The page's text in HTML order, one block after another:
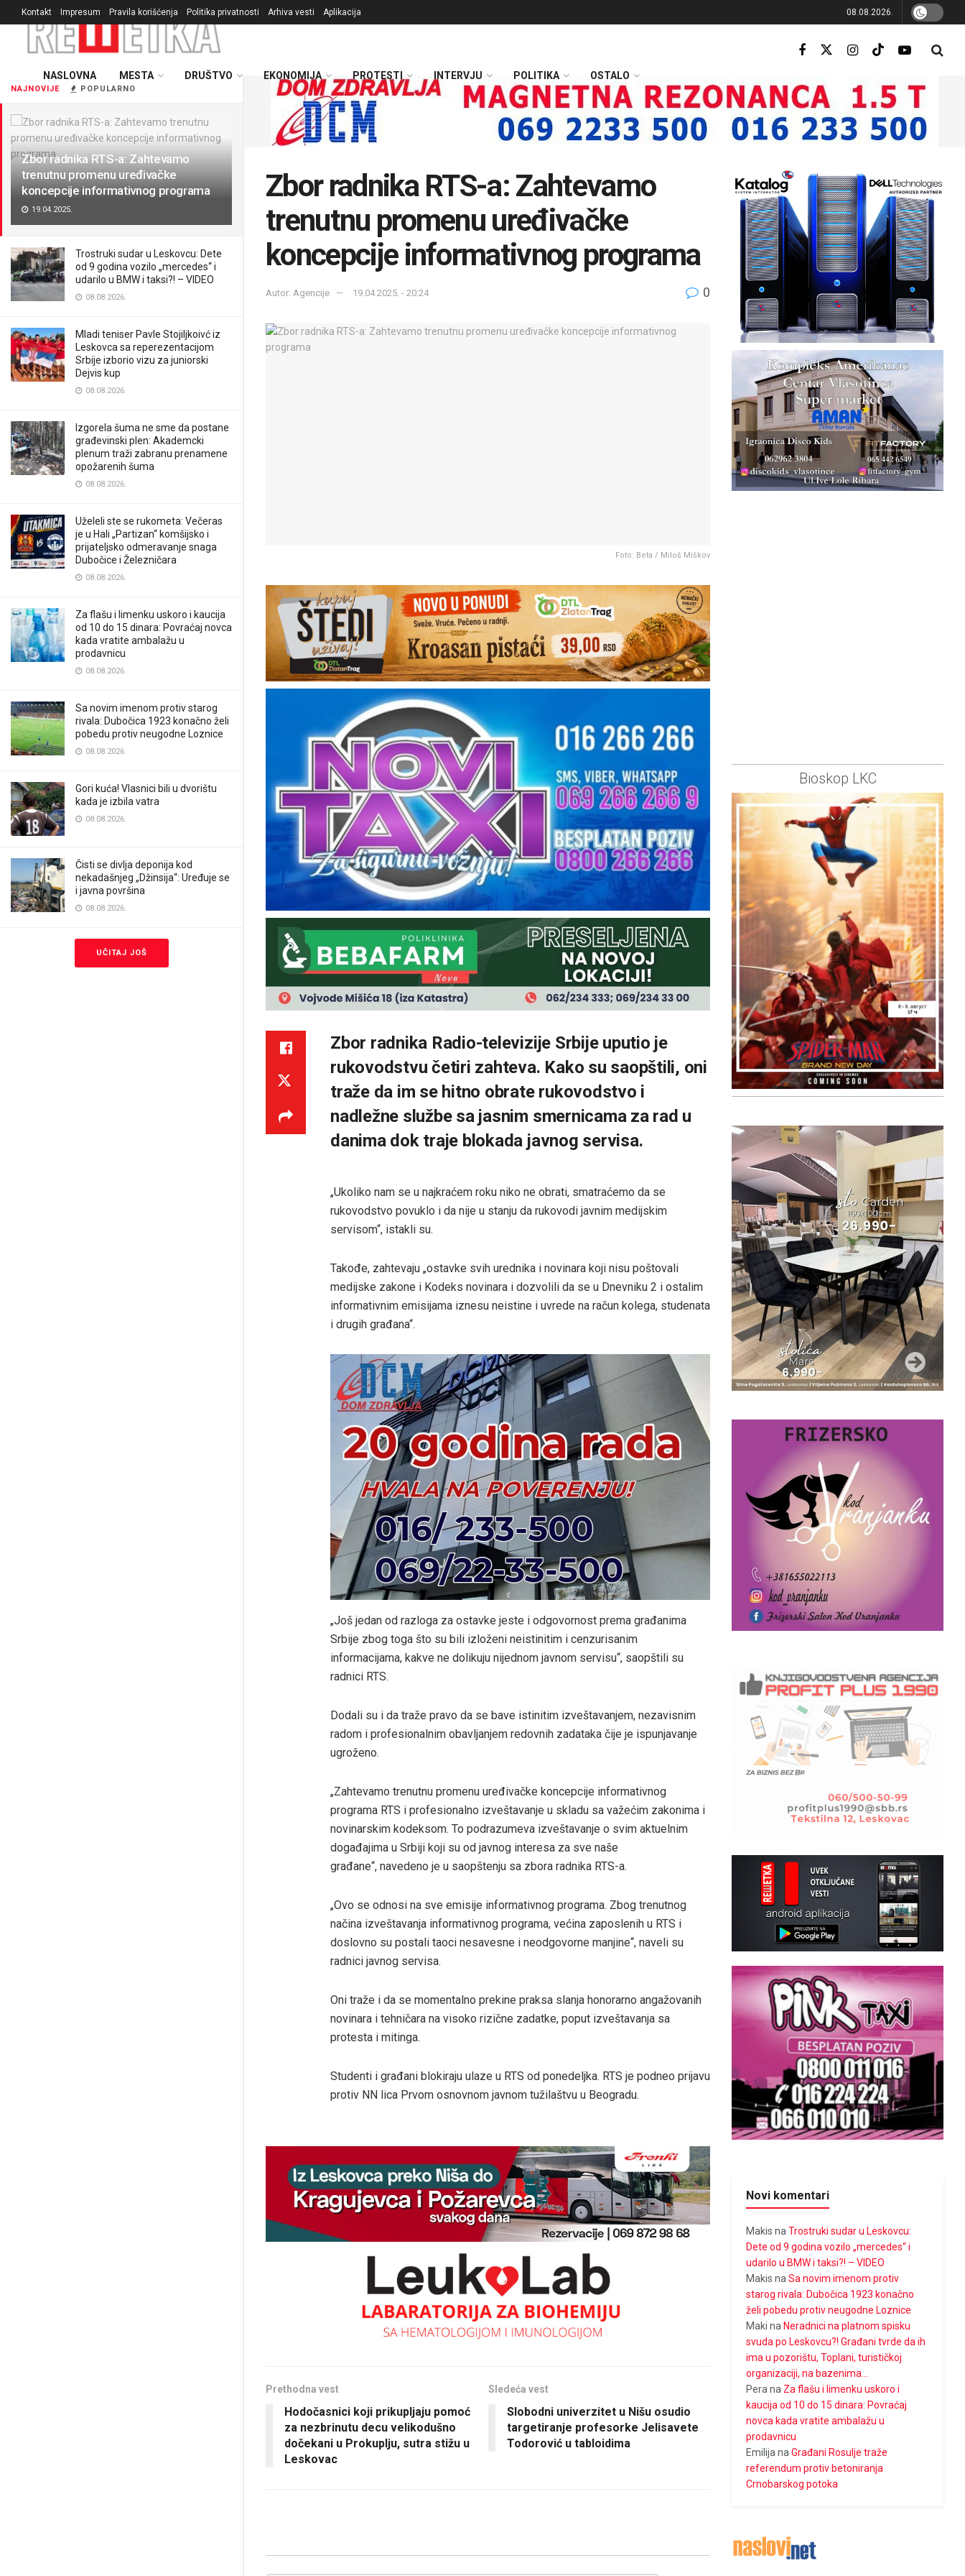
NAJNOVIJE POPULARNO
Zbor radnika RTS-a: Zahtevamo
trenutnu promenu uređivačke
koncepcije informativnog programa
19.04.2025.
Trostruki sudar u Leskovcu: Dete
od 9 godina vozilo „mercedes“ i
udarilo u BMW i taksi?! – VIDEO
08.08.2026.
Mladi teniser Pavle Stojiljkoivć iz
Leskovca sa reperezentacijom
Srbije izborio vizu za juniorski
Dejvis kup
08.08.2026.
Izgorela šuma ne sme da postane
građevinski plen: Akademcki
plenum traži zabranu prenamene
opožarenih šuma
08.08.2026.
Uželeli ste se rukometa: Večeras
je u Hali „Partizan“ komšijsko i
prijateljsko odmeravanje snaga
Dubočice i Železničara
08.08.2026.
Za flašu i limenku uskoro i kaucija
od 10 do 15 dinara: Povraćaj novca
kada vratite ambalažu u
prodavnicu
08.08.2026.
Sa novim imenom protiv starog
rivala: Dubočica 1923 konačno želi
pobedu protiv neugodne Loznice
08.08.2026.
Gori kuća! Vlasnici bili u dvorištu
kada je izbila vatra
08.08.2026.
Čisti se divlja deponija kod
nekadašnjeg „Džinsija“: Uređuje se
i javna površina
08.08.2026.
UČITAJ JOŠ
Kontakt Impresum Pravila korišćenja Politika privatnosti Arhiva vesti Aplikacija 08.08.2026.
NASLOVNA MESTA DRUŠTVO EKONOMIJA PROTESTI INTERVJU POLITIKA OSTALO
Zbor radnika RTS-a: Zahtevamo
trenutnu promenu uređivačke
koncepcije informativnog programa
Autor: Agencije 19.04.2025. - 20:24 0
Foto: Beta / Miloš Miškov
Zbor radnika Radio-televizije Srbije uputio je
rukovodstvu četiri zahteva. Kako su saopštili, oni
traže da im se hitno obrate rukovodstvo i
nadležne službe sa jasnim smernicama za rad u
danima dok traje blokada javnog servisa.
„Ukoliko nam se u najkraćem roku niko ne obrati, smatraćemo da se
rukovodstvo povuklo i da nije u stanju da rukovodi javnim medijskim
servisom“, istakli su.
Takođe, zahtevaju „ostavke svih urednika i novinara koji nisu poštovali
medijske zakone i Kodeks novinara i dozvolili da se u Dnevniku 2 i ostalim
informativnim emisijama iznesu neistine i uvrede na račun kolega, studenata
i drugih građana“.
„Još jedan od razloga za ostavke jeste i odgovornost prema građanima
Srbije zbog toga što su bili izloženi neistinitim i cenzurisanim
informacijama, kakve ne dolikuju nijednom javnom servisu“, saopštili su
radnici RTS.
Dodali su i da traže pravo da se bave istinitim izveštavanjem, nezavisnim
radom i profesionalnim obavljanjem redovnih zadataka čije je ispunjavanje
ugroženo.
„Zahtevamo trenutnu promenu uređivačke koncepcije informativnog
programa RTS i profesionalno izveštavanje u skladu sa važećim zakonima i
novinarskim kodeksom. To podrazumeva izveštavanje o svim aktuelnim
događajima u Srbiji koji su od javnog interesa za sve naše
građane“, navedeno je u saopštenju sa zbora radnika RTS-a.
„Ovo se odnosi na sve emisije informativnog programa. Zbog trenutnog
načina izveštavanja informativnog programa, većina zaposlenih u RTS i
doslovno su postali taoci nesavesne i neodgovorne manjine“, naveli su
radnici javnog servisa.
Oni traže i da se momentalno prekine praksa slanja honorarno angažovanih
novinara i tehničara na visoko rizične zadatke, poput izveštavanja sa
protesta i mitinga.
Studenti i građani blokiraju ulaze u RTS od ponedeljka. RTS je podneo prijavu
protiv NN lica Prvom osnovnom javnom tužilaštvu u Beogradu.
Prethodna vest
Hodočasnici koji prikupljaju pomoć
za nezbrinutu decu velikodušno
dočekani u Prokuplju, sutra stižu u
Leskovac
Sledeća vest
Slobodni univerzitet u Nišu osudio
targetiranje profesorke Jelisavete
Todorović u tabloidima
Bioskop LKC
Novi komentari
Makis naTrostruki sudar u Leskovcu:
Dete od 9 godina vozilo „mercedes“ i
udarilo u BMW i taksi?! – VIDEO
Makis naSa novim imenom protiv
starog rivala: Dubočica 1923 konačno
želi pobedu protiv neugodne Loznice
Maki na Neradnici na platnom spisku
svuda po Leskovcu?! Građani tvrde da ih
ima u pozorištu, Toplani, turističkoj
organizaciji, na bazenima…
Pera na Za flašu i limenku uskoro i
kaucija od 10 do 15 dinara: Povraćaj
novca kada vratite ambalažu u
prodavnicu
Emilija naGrađani Rosulje traže
referendum protiv betoniranja
Crnobarskog potoka